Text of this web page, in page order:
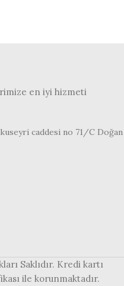
en iyi hizmeti
caddesi no 71/C Doğan
Saklıdır. Kredi kartı
ile korunmaktadır.